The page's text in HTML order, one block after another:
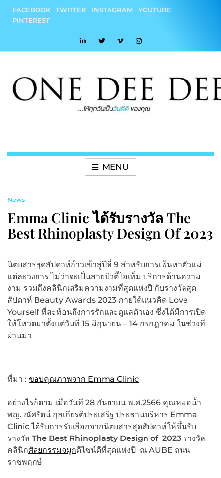
content
FACEBOOK TWITTER INSTAGRAM
YOUTUBE
PINTEREST
MENU
News
Emma Clinic ได้รับรางวัล The
Best Rhinoplasty Design Of 2023
นิตยสารสุดสัปดาห์ก้าวเข้าสู่ปีที่ 9 สำหรับการเฟ้นหาตัวแม่
แต่ละวงการ ไม่ว่าจะเป็นสายบิวตี้ไอเท็ม บริการด้านความ
งาม รวมถึงคลินิกเสริมความงามที่สุดแห่งปี กับรางวัลสุด
สัปดาห์ Beauty Awards 2023 ภายใต้แนวคิด Love
Yourself ที่สะท้อนถึงการรักและดูแลตัวเอง ซึ่งได้มีการเปิด
ให้โหวตมาตั้งแต่วันที่ 15 มิถุนายน – 14 กรกฎาคม ในช่วงที่
ผ่านมา
ที่มา : ขอบคุณภาพจาก Emma Clinic
อย่างไรก็ตาม เมื่อวันที่ 28 กันยายน พ.ศ.2566 คุณหมอน้ำ
พญ. ณัศรัตน์ กุลเกียรติประเสริฐ ประธานบริหาร Emma
Clinic ได้รับการรับเลือกจากนิตยสารสุดสัปดาห์ให้ขึ้นรับ
รางวัล The Best Rhinoplasty Design of 2023 รางวัล
คลินิกศัลยกรรมจมูกดีไซน์ดีที่สุดแห่งปี ณ AUBE ถนน
ราชพฤกษ์